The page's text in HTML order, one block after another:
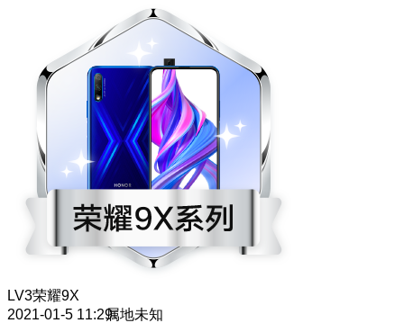
LV3荣耀9X
2021-01-5 11:29属地未知